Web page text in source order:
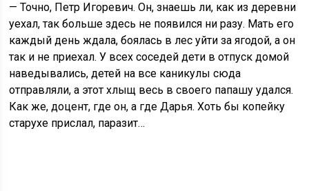
— Точно, Петр Игоревич. Он, знаешь ли, как из деревни
уехал, так больше здесь не появился ни разу. Мать его
каждый день ждала, боялась в лес уйти за ягодой, а он
так и не приехал. У всех соседей дети в отпуск домой
наведывались, детей на все каникулы сюда
отправляли, а этот хлыщ весь в своего папашу удался.
Как же, доцент, где он, а где Дарья. Хоть бы копейку
старухе прислал, паразит…